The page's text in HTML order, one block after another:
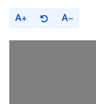
A A